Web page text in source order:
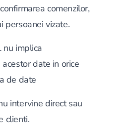
comenzilor,
persoanei vizate.
nu implica
date in orice
de date
intervine direct sau
clienti.